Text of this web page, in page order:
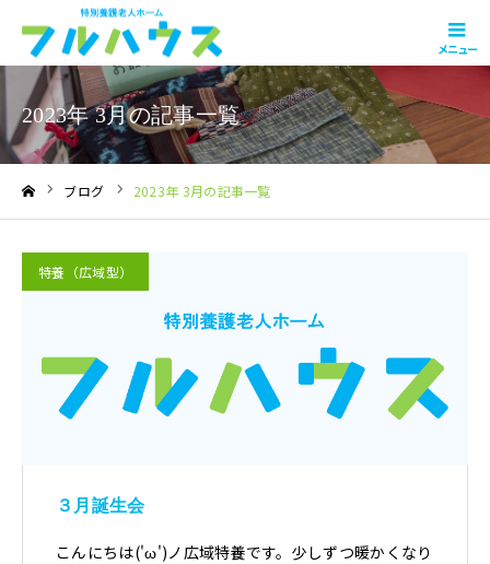
メニュー
2023年 3月の記事一覧
ブログ 2023年 3月の記事一覧
特養（広域型）
３月誕生会
こんにちは('ω')ノ広域特養です。少しずつ暖かくなり